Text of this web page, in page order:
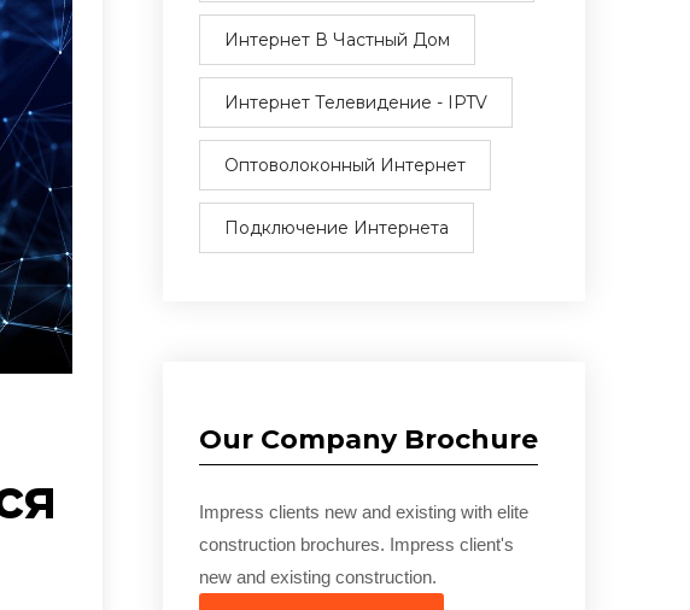
Интернет В Частный Дом
Интернет Телевидение - IPTV
Оптоволоконный Интернет
Подключение Интернета
Our Company Brochure
Impress clients new and existing with elite
construction brochures. Impress client's
new and existing construction.